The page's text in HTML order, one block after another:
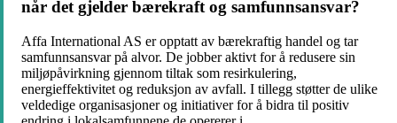
når det gjelder bærekraft og samfunnsansvar?
Affa International AS er opptatt av bærekraftig handel og tar
samfunnsansvar på alvor. De jobber aktivt for å redusere sin
miljøpåvirkning gjennom tiltak som resirkulering,
energieffektivitet og reduksjon av avfall. I tillegg støtter de ulike
veldedige organisasjoner og initiativer for å bidra til positiv